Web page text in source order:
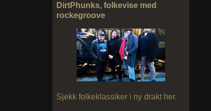
DirtPhunks, folkevise med
rockegroove
Sjekk folkeklassiker i ny drakt her.